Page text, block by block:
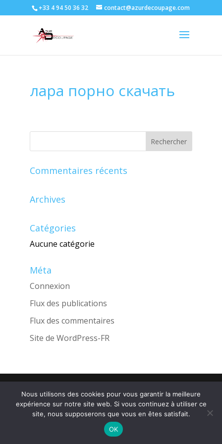
+33 4 94 50 36 32 contact@azurdecoupage.com
лара порно скачать
Commentaires récents
Archives
Catégories
Aucune catégorie
Méta
Connexion
Flux des publications
Flux des commentaires
Site de WordPress-FR
Nous utilisons des cookies pour vous garantir la meilleure
expérience sur notre site web. Si vous continuez à utiliser ce
site, nous supposerons que vous en êtes satisfait.
OK